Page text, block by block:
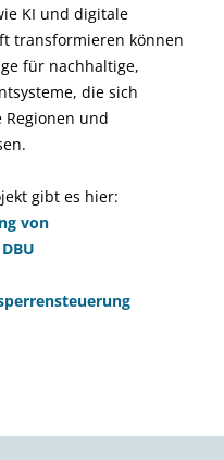
KI und digitale
transformieren können
für nachhaltige,
die sich
und
gibt es hier:
von